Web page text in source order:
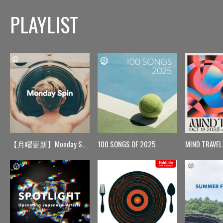
PLAYLIST
【月曜更新】Monday Spin 100 SONGS OF 2025 MIND TRAVEL